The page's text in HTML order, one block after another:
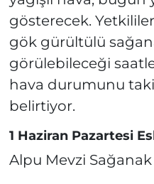
gösterecek.
gök gürültülü
görülebileceği
hava durumunu
belirtiyor.
1 Haziran Pazartesi
Alpu Mevzi Sağanak